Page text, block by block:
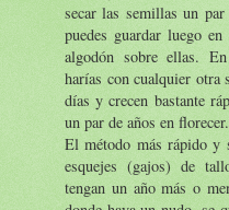
secar las semillas un
puedes guardar luego
algodón sobre ellas.
harías con cualquier otra
días y crecen bastante
un par de años en florecer.
El método más rápido y
esquejes (gajos) de
tengan un año más o